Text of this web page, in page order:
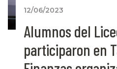
12/06/2023
Alumnos del
participaron en